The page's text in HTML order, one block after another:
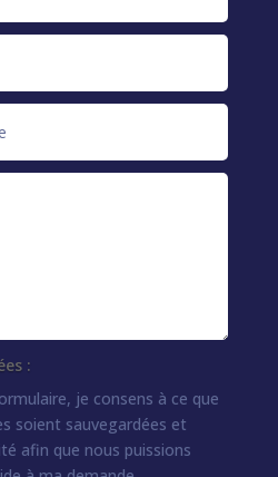
:
je consens à ce que
soient sauvegardées et
afin que nous puissions